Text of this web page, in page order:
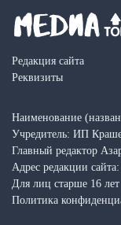
Редакция сайта
Реквизиты
Наименование
Учредитель: ИП
Главный редактор
Адрес редакции
Для лиц старше 16 лет
Политика